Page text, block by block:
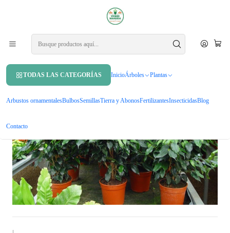
TODAS LAS CATEGORÍAS InicioÁrboles Plantas
Arbustos ornamentalesBulbosSemillasTierra y AbonosFertilizantesInsecticidasBlog
Contacto
APROVECHA UN 10% DE DCTO. EN TU PRIMERA COMPRA USANDO
Inicio Plantas
Ficus Benjamina M Planta Interior